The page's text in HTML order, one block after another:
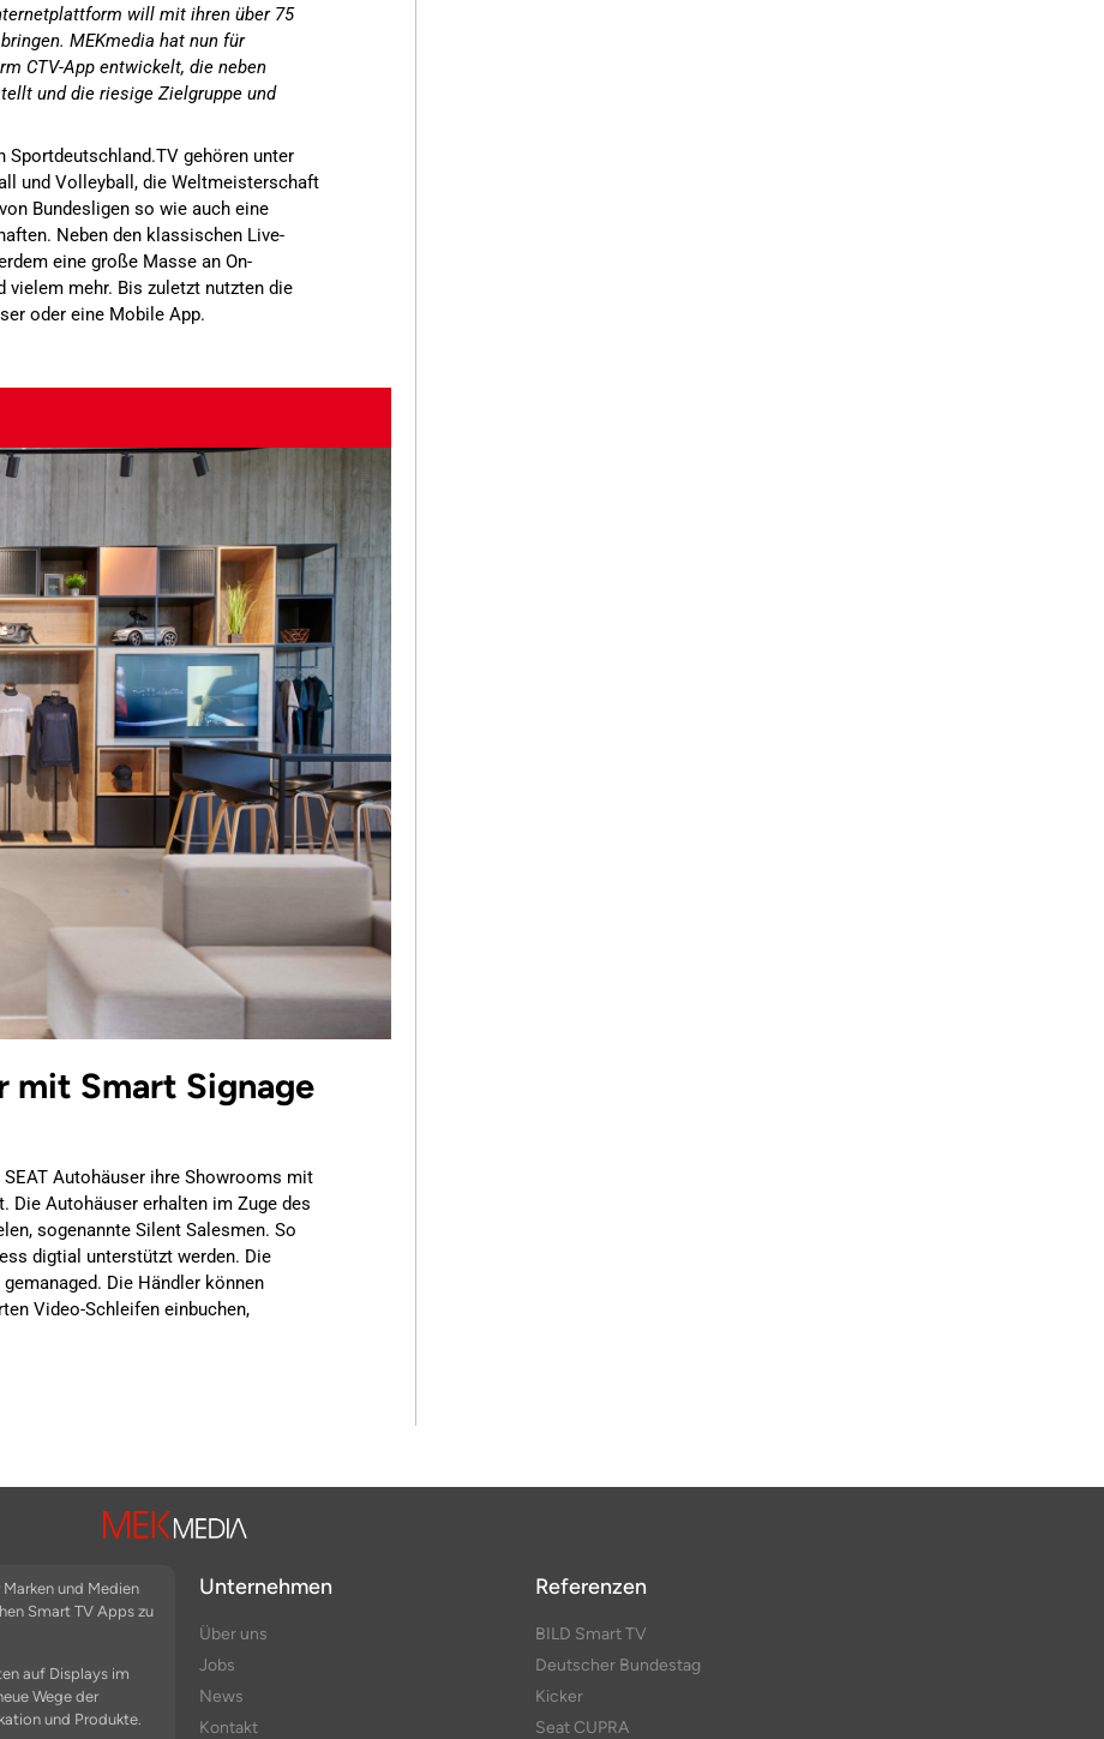
will mit ihren über 75
MEKmedia hat nun für
CTV-App entwickelt, die neben
und die riesige Zielgruppe und
gehören unter
und Volleyball, die Weltmeisterschaft
Bundesligen so wie auch eine
Neben den klassischen Live-
eine große Masse an On-
vielem mehr. Bis zuletzt nutzten die
oder eine Mobile App.
mit Smart Signage
Autohäuser ihre Showrooms mit
Die Autohäuser erhalten im Zuge des
sogenannte Silent Salesmen. So
digtial unterstützt werden. Die
Die Händler können
Video-Schleifen einbuchen,
und Medien
Smart TV Apps zu
auf Displays im
Wege der
und Produkte.
Unternehmen
Über uns
Jobs
News
Kontakt
Referenzen
BILD Smart TV
Deutscher Bundestag
Kicker
Seat CUPRA